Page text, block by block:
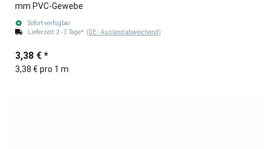
mm PVC-Gewebe
Sofort verfügbar
Lieferzeit: 2 - 3 Tage* (DE - Ausland abweichend)
3,38 € *
3,38 € pro 1 m